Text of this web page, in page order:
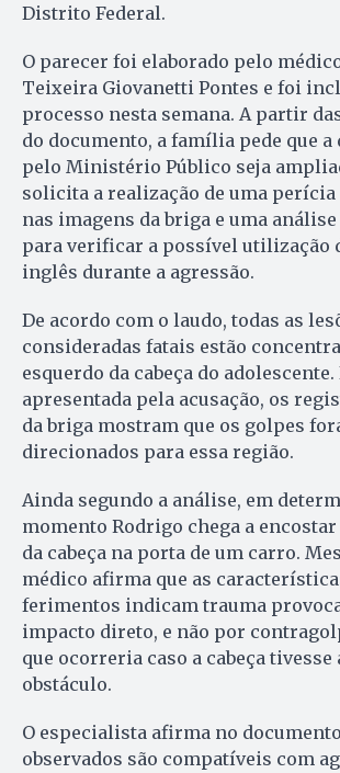
Distrito Federal.
O parecer foi elaborado pelo
Teixeira Giovanetti Pontes e foi
processo nesta semana. A partir
do documento, a família pede que
pelo Ministério Público seja
solicita a realização de uma
nas imagens da briga e uma
para verificar a possível utilização
inglês durante a agressão.
De acordo com o laudo, todas as
consideradas fatais estão
esquerdo da cabeça do adolescente.
apresentada pela acusação, os
da briga mostram que os golpes
direcionados para essa região.
Ainda segundo a análise, em
momento Rodrigo chega a
da cabeça na porta de um carro.
médico afirma que as
ferimentos indicam trauma
impacto direto, e não por
que ocorreria caso a cabeça
obstáculo.
O especialista afirma no
observados são compatíveis com